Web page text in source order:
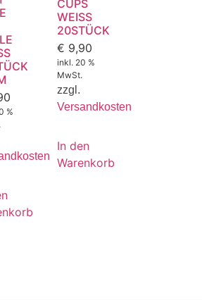
%
CUPS
WEISS
20STÜCK
€ 9,90
inkl. 20 %
MwSt.
zzgl.
Versandkosten
In den
Warenkorb